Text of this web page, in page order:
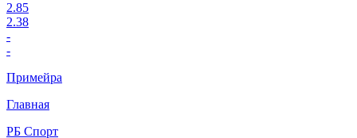
2.85
2.38
-
-
Примейра
Главная
РБ Спорт